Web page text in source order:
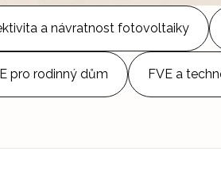
a návratnost fotovoltaiky
pro rodinný dům FVE a